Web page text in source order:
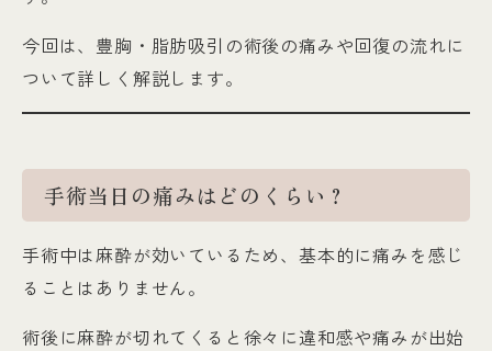
今回は、豊胸・脂肪吸引の術後の痛みや回復の流れに
ついて詳しく解説します。
手術当日の痛みはどのくらい？
手術中は麻酔が効いているため、基本的に痛みを感じ
ることはありません。
術後に麻酔が切れてくると徐々に違和感や痛みが出始